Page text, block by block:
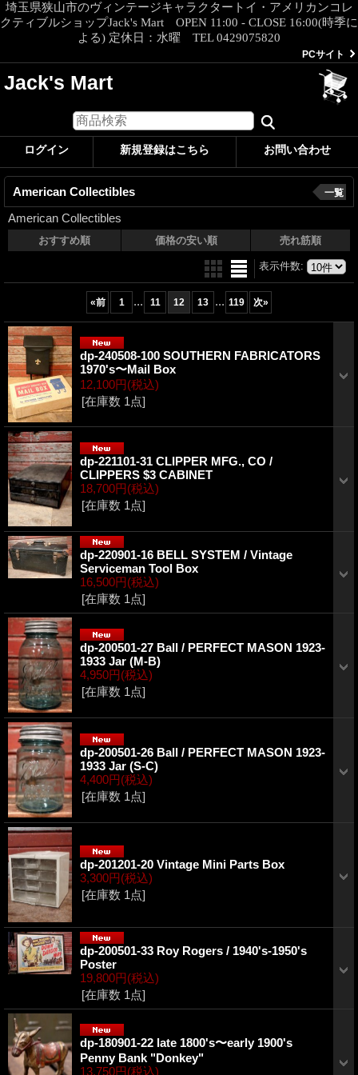
埼玉県狭山市のヴィンテージキャラクタートイ・アメリカンコレ
クティブルショップJack's Mart OPEN 11:00 - CLOSE 16:00(時季に
よる) 定休日：水曜 TEL 0429075820
PCサイト
Jack's Mart
ログイン 新規登録はこちら お問い合わせ
American Collectibles
American Collectibles
一覧
おすすめ順 価格の安い順 売れ筋順
表示件数:
«前 1 ... 11 12 13 ... 119 次»
dp-240508-100 SOUTHERN FABRICATORS
1970's〜Mail Box
12,100円(税込)
[在庫数 1点]
dp-221101-31 CLIPPER MFG., CO /
CLIPPERS $3 CABINET
18,700円(税込)
[在庫数 1点]
dp-220901-16 BELL SYSTEM / Vintage
Serviceman Tool Box
16,500円(税込)
[在庫数 1点]
dp-200501-27 Ball / PERFECT MASON 1923-
1933 Jar (M-B)
4,950円(税込)
[在庫数 1点]
dp-200501-26 Ball / PERFECT MASON 1923-
1933 Jar (S-C)
4,400円(税込)
[在庫数 1点]
dp-201201-20 Vintage Mini Parts Box
3,300円(税込)
[在庫数 1点]
dp-200501-33 Roy Rogers / 1940's-1950's
Poster
19,800円(税込)
[在庫数 1点]
dp-180901-22 late 1800's〜early 1900's
Penny Bank "Donkey"
13,750円(税込)